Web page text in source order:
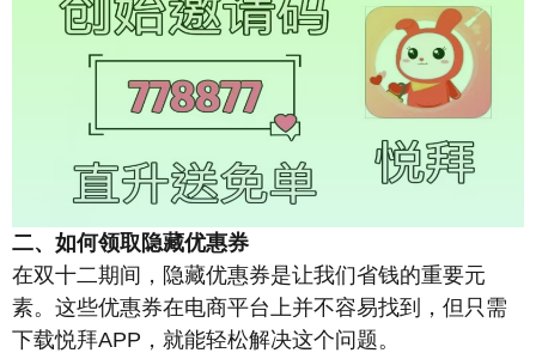
二、如何领取隐藏优惠券
在双十二期间，隐藏优惠券是让我们省钱的重要元
素。这些优惠券在电商平台上并不容易找到，但只需
下载悦拜APP，就能轻松解决这个问题。